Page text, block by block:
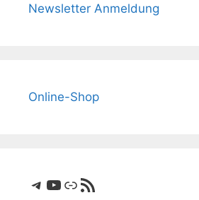
Newsletter Anmeldung
Online-Shop
Telegram
YouTube
LinkRSS-Feed